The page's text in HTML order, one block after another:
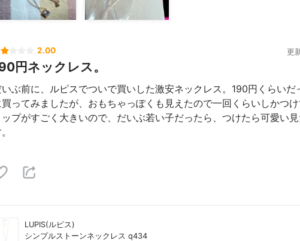
2.00 更
円ネックレス。
いぶ前に、ルピスでついで買いした激安ネックレス。190円くらいだ
買ってみましたが、おもちゃっぽくも見えたので一回くらいしかつけ
ップがすごく大きいので、だいぶ若い子だったら、つけたら可愛い
LUPIS(ルピス)
シンプルストーンネックレス q434